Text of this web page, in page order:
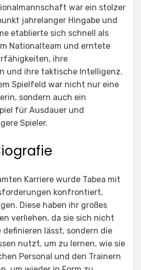
war ein stolzer
jahrelanger Hingabe und
etablierte sich schnell als
Nationalteam und erntete
ihre
und ihre taktische Intelligenz.
Spielfeld war nicht nur eine
sondern auch ein
für Ausdauer und
Spieler.
Karriere wurde Tabea mit
konfrontiert,
Diese haben ihr großes
verliehen, da sie sich nicht
definieren lässt, sondern die
nutzt, um zu lernen, wie sie
Personal und den Trainern